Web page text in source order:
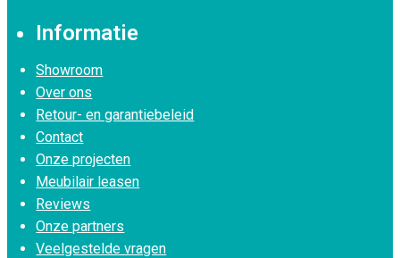
Informatie
Showroom
Over ons
Retour- en garantiebeleid
Contact
Onze projecten
Meubilair leasen
Reviews
Onze partners
Veelgestelde vragen